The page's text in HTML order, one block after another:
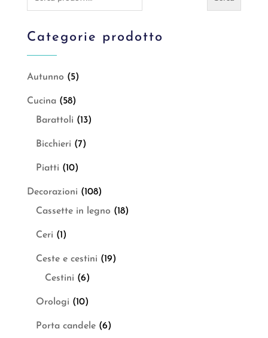
Categorie prodotto
Autunno (5)
Cucina (58)
Barattoli (13)
Bicchieri (7)
Piatti (10)
Decorazioni (108)
Cassette in legno (18)
Ceri (1)
Ceste e cestini (19)
Cestini (6)
Orologi (10)
Porta candele (6)